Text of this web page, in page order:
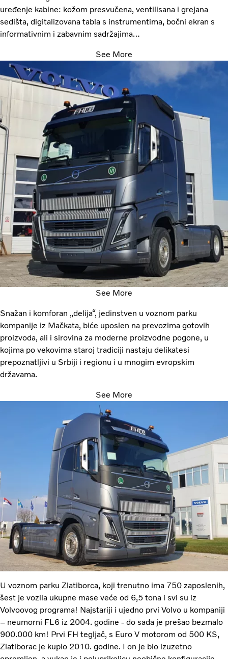
uređenje kabine: kožom presvučena, ventilisana i grejana
sedišta, digitalizovana tabla s instrumentima, bočni ekran s
informativnim i zabavnim sadržajima…
See More
See More
Snažan i komforan „delija“, jedinstven u voznom parku
kompanije iz Mačkata, biće uposlen na prevozima gotovih
proizvoda, ali i sirovina za moderne proizvodne pogone, u
kojima po vekovima staroj tradiciji nastaju delikatesi
prepoznatljivi u Srbiji i regionu i u mnogim evropskim
državama.
See More
U voznom parku Zlatiborca, koji trenutno ima 750 zaposlenih,
šest je vozila ukupne mase veće od 6,5 tona i svi su iz
Volvoovog programa! Najstariji i ujedno prvi Volvo u kompaniji
– neumorni FL6 iz 2004. godine - do sada je prešao bezmalo
900.000 km! Prvi FH tegljač, s Euro V motorom od 500 KS,
Zlatiborac je kupio 2010. godine. I on je bio izuzetno